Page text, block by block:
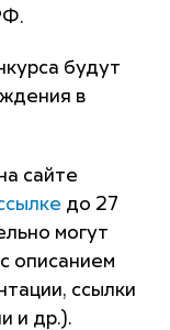
будут
в
сайте
до 27
могут
описанием
ссылки
и др.).